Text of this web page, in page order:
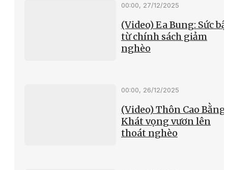
00:00, 27/12/2025
(Video) Ea Bung: Sức
từ chính sách giảm
nghèo
00:00, 26/12/2025
(Video) Thôn Cao
Khát vọng vươn lên
thoát nghèo